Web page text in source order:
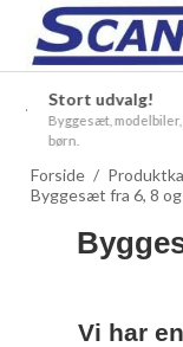
Mangler du
Hvis vi ikke har
kontakte os -
Forside /
Byggesæt fra 6, 8
Vi har